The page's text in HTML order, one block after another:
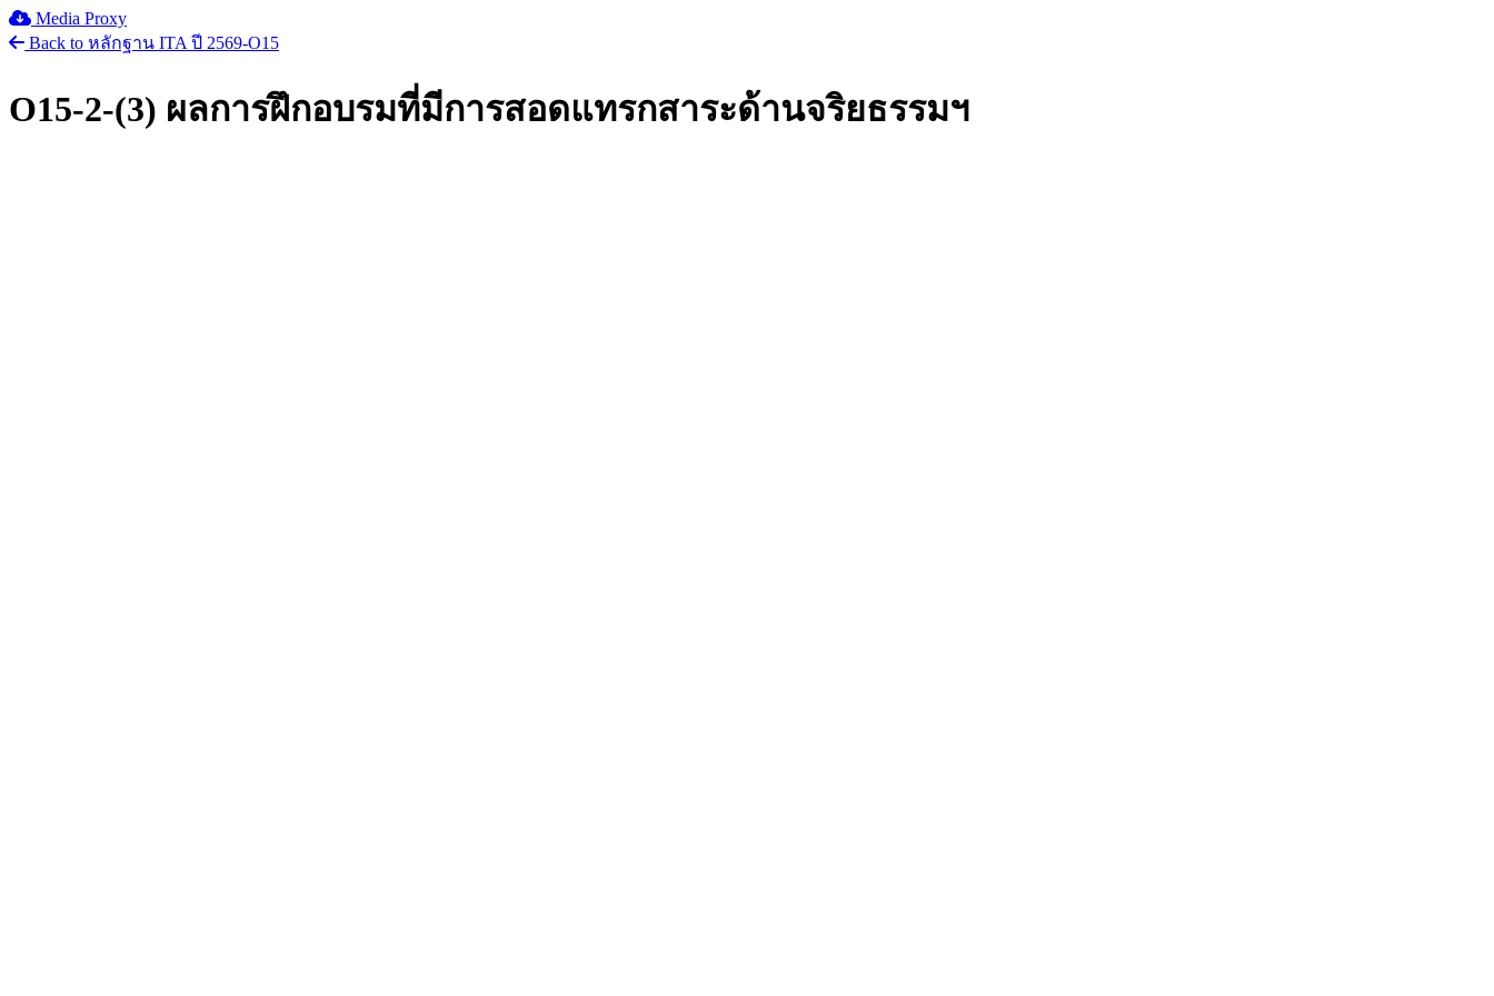
Media Proxy
Back to หลักฐาน ITA ปี 2569-O15
O15-2-(3) ผลการฝึกอบรมที่มีการสอดแทรกสาระด้านจริยธรรมฯ